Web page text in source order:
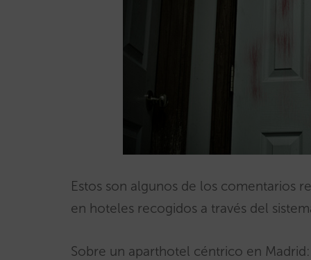
Estos son algunos de los comentarios
en hoteles recogidos a través del
Sobre un aparthotel céntrico en Madrid: